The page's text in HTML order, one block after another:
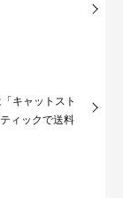
キャットスト
ィックで送料